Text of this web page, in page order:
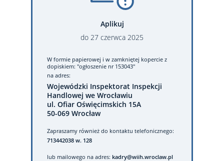
Aplikuj
do 27 czerwca 2025
W formie papierowej i w zamkniętej kopercie z
dopiskiem: "ogłoszenie nr 153043"
na adres:
Wojewódzki Inspektorat Inspekcji
Handlowej we Wrocławiu
ul. Ofiar Oświęcimskich 15A
50-069 Wrocław
Zapraszamy również do kontaktu telefonicznego:
713442038 w. 128
lub mailowego na adres: kadry@wiih.wroclaw.pl